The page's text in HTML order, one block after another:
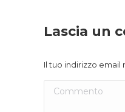
Lascia un
Il tuo indirizzo
Commento